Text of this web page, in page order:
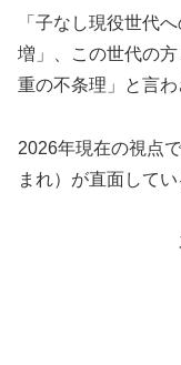
「子なし現役世代
増」、この世代の
重の不条理」と言わ
2026年現在の視点
まれ）が直面して